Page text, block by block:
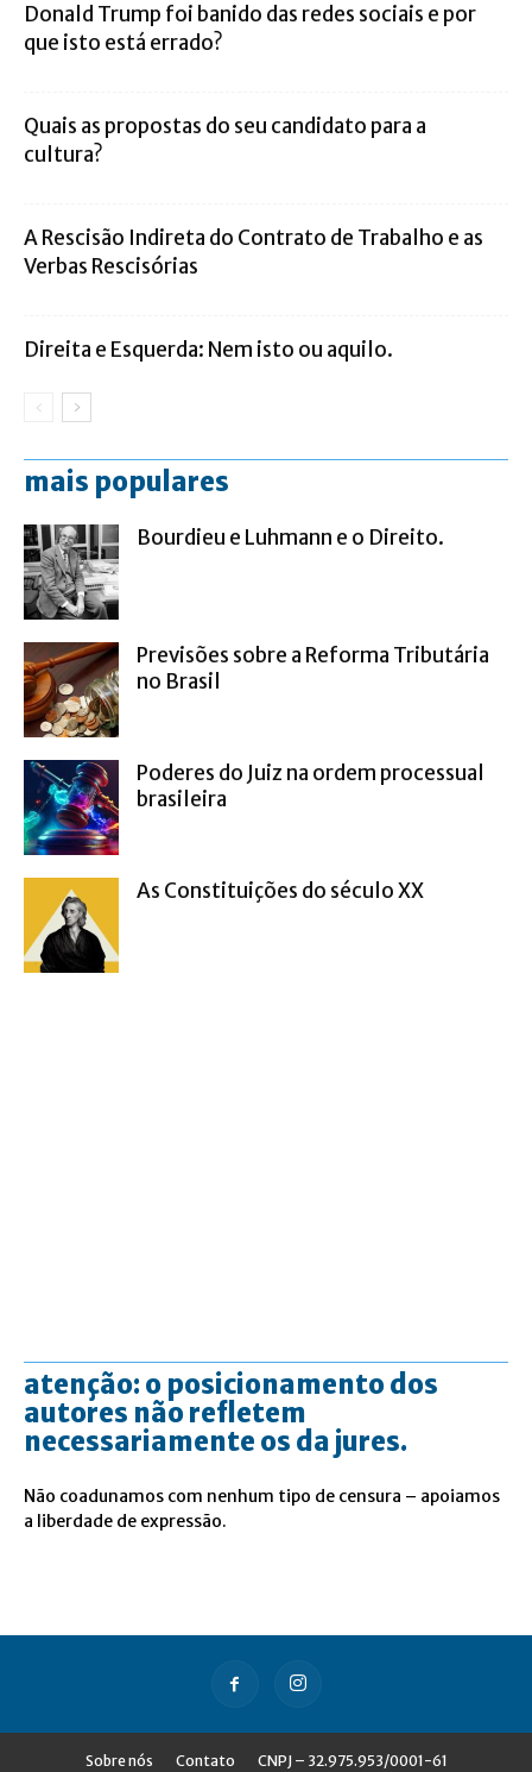
Donald Trump foi banido das redes sociais e por
que isto está errado?
Quais as propostas do seu candidato para a
cultura?
A Rescisão Indireta do Contrato de Trabalho e as
Verbas Rescisórias
Direita e Esquerda: Nem isto ou aquilo.
mais populares
Bourdieu e Luhmann e o Direito.
Previsões sobre a Reforma Tributária
no Brasil
Poderes do Juiz na ordem processual
brasileira
As Constituições do século XX
atenção: o posicionamento dos
autores não refletem
necessariamente os da jures.
Não coadunamos com nenhum tipo de censura – apoiamos
a liberdade de expressão.
Sobre nós Contato CNPJ – 32.975.953/0001-61